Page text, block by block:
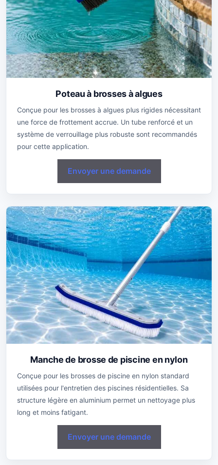
Poteau à brosses à algues
Conçue pour les brosses à algues plus rigides nécessitant
une force de frottement accrue. Un tube renforcé et un
système de verrouillage plus robuste sont recommandés
pour cette application.
Envoyer une demande
Manche de brosse de piscine en nylon
Conçue pour les brosses de piscine en nylon standard
utilisées pour l'entretien des piscines résidentielles. Sa
structure légère en aluminium permet un nettoyage plus
long et moins fatigant.
Envoyer une demande